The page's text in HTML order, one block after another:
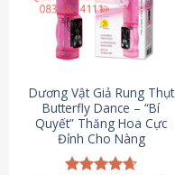
Dương Vật Giả Rung Thụt
Butterfly Dance – “Bí
Quyết” Thăng Hoa Cực
Đỉnh Cho Nàng